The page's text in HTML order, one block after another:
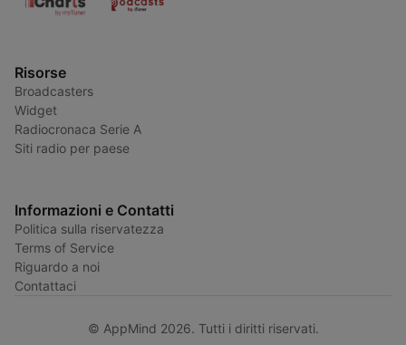
Risorse
Broadcasters
Widget
Radiocronaca Serie A
Siti radio per paese
Informazioni e Contatti
Politica sulla riservatezza
Terms of Service
Riguardo a noi
Contattaci
© AppMind 2026. Tutti i diritti riservati.